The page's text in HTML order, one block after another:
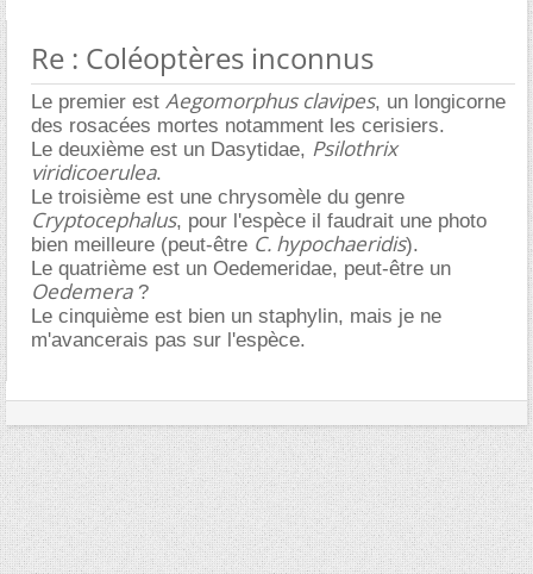
Re : Coléoptères inconnus
Le premier est Aegomorphus clavipes, un longicorne
des rosacées mortes notamment les cerisiers.
Le deuxième est un Dasytidae, Psilothrix
viridicoerulea.
Le troisième est une chrysomèle du genre
Cryptocephalus, pour l'espèce il faudrait une photo
bien meilleure (peut-être C. hypochaeridis).
Le quatrième est un Oedemeridae, peut-être un
Oedemera?
Le cinquième est bien un staphylin, mais je ne
m'avancerais pas sur l'espèce.